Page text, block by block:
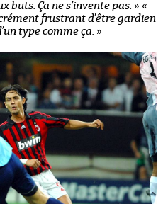
buts. Ça ne s’invente pas. » «
frustrant d’être gardien
type comme ça. »